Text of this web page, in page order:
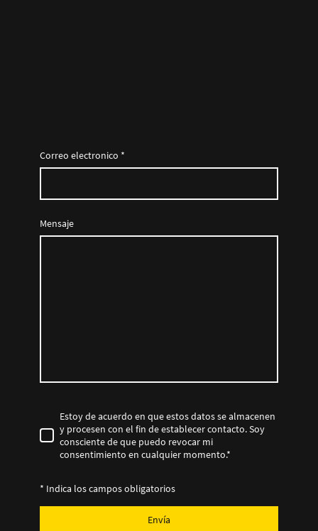
Correo electronico *
Mensaje
Estoy de acuerdo en que estos datos se almacenen
y procesen con el fin de establecer contacto. Soy
consciente de que puedo revocar mi
consentimiento en cualquier momento.*
* Indica los campos obligatorios
Envía